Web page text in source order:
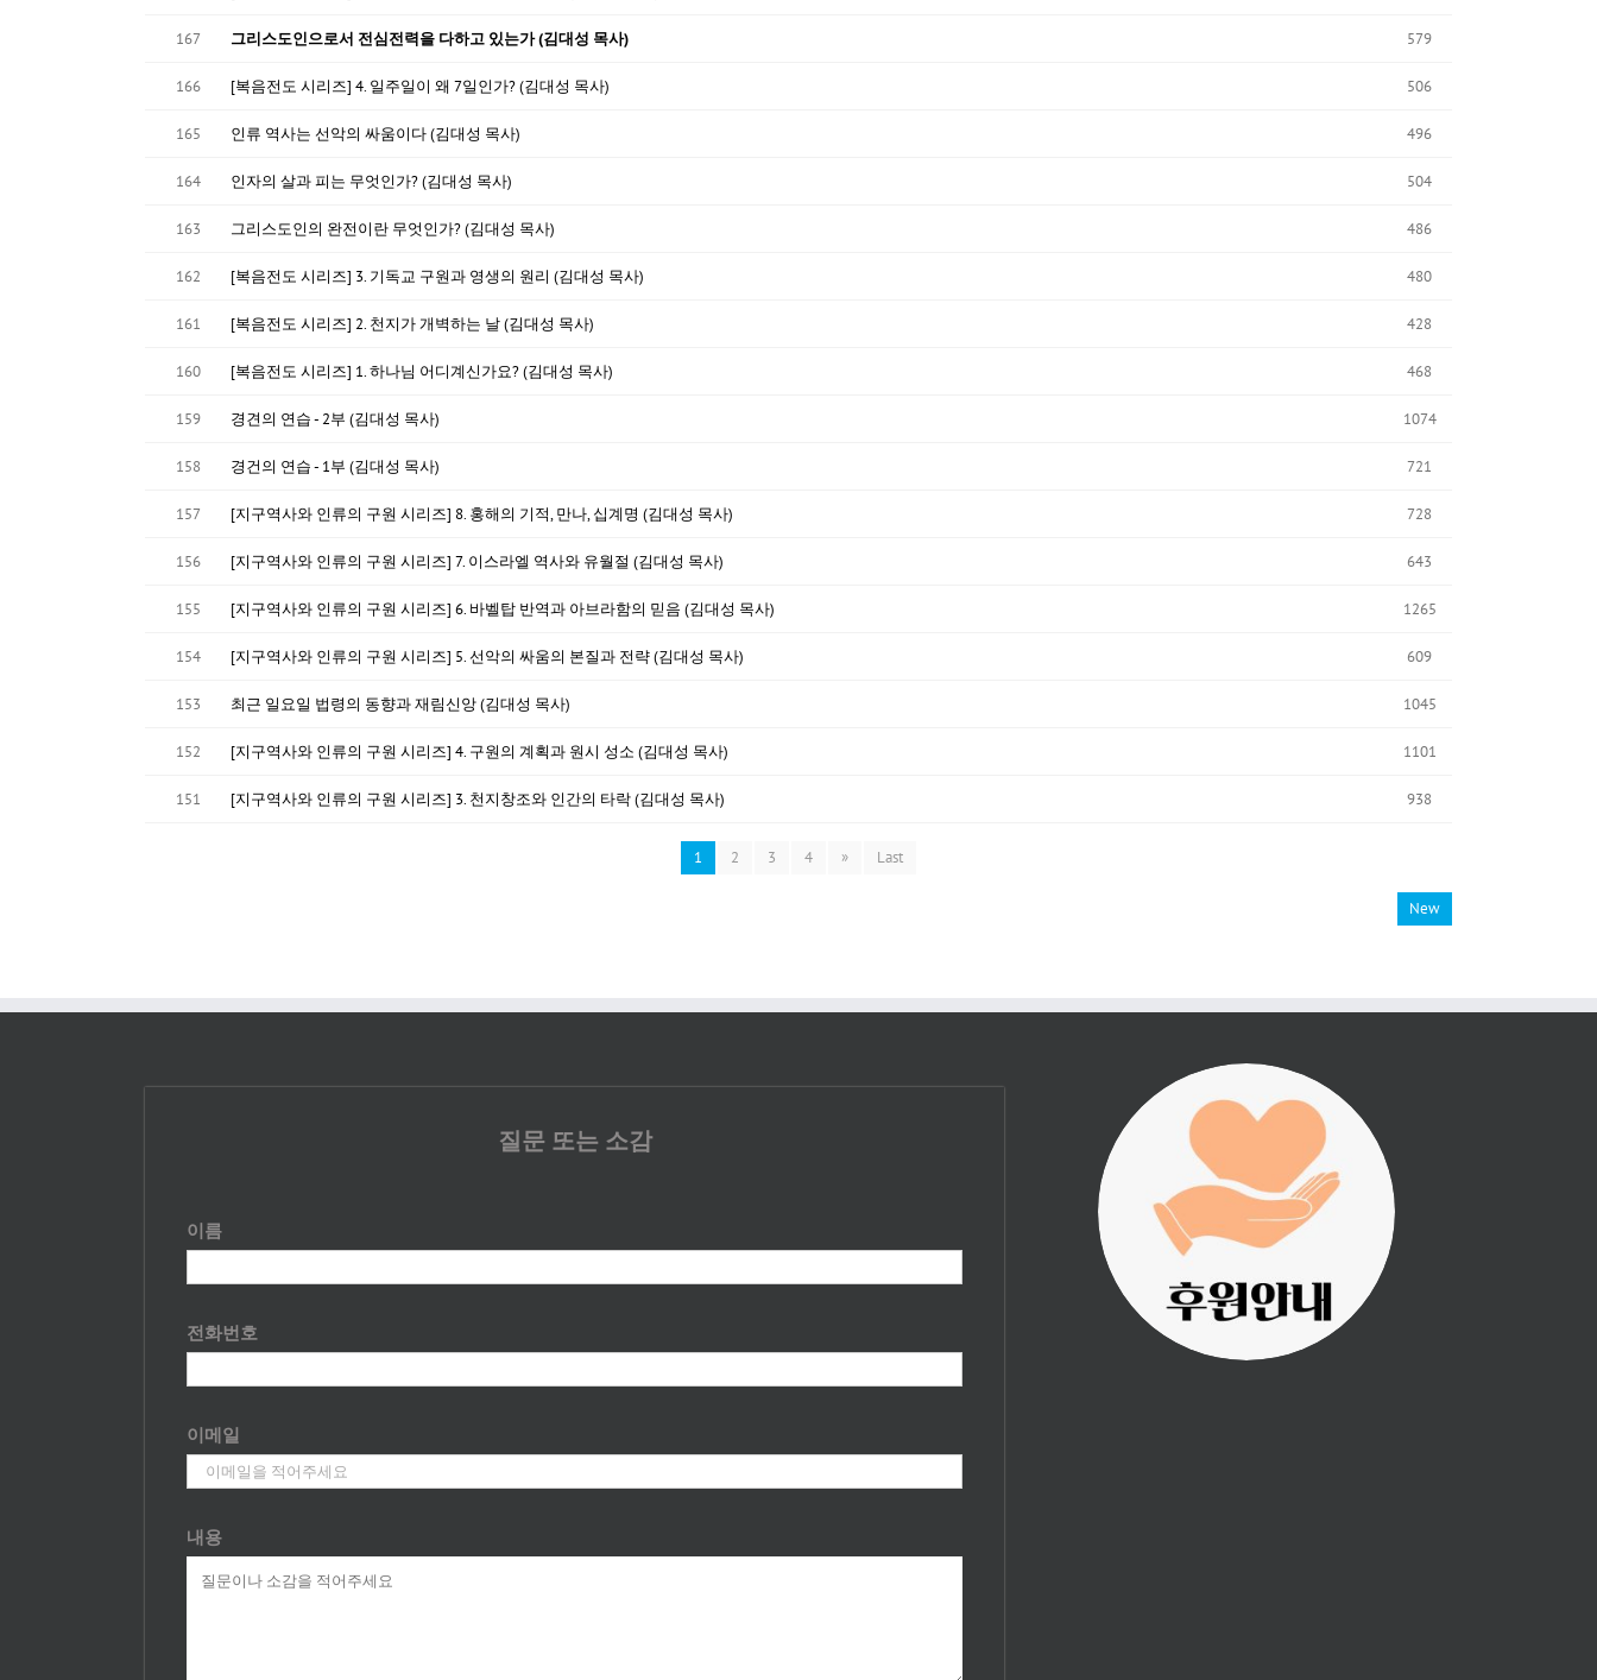
167 그리스도인으로서 전심전력을 다하고 있는가 (김대성 목사) 579
166 [복음전도 시리즈] 4. 일주일이 왜 7일인가? (김대성 목사) 506
165 인류 역사는 선악의 싸움이다 (김대성 목사) 496
164 인자의 살과 피는 무엇인가? (김대성 목사) 504
163 그리스도인의 완전이란 무엇인가? (김대성 목사) 486
162 [복음전도 시리즈] 3. 기독교 구원과 영생의 원리 (김대성 목사) 480
161 [복음전도 시리즈] 2. 천지가 개벽하는 날 (김대성 목사) 428
160 [복음전도 시리즈] 1. 하나님 어디계신가요? (김대성 목사) 468
159 경견의 연습 - 2부 (김대성 목사) 1074
158 경건의 연습 - 1부 (김대성 목사) 721
157 [지구역사와 인류의 구원 시리즈] 8. 홍해의 기적, 만나, 십계명 (김대성 목사) 728
156 [지구역사와 인류의 구원 시리즈] 7. 이스라엘 역사와 유월절 (김대성 목사) 643
155 [지구역사와 인류의 구원 시리즈] 6. 바벨탑 반역과 아브라함의 믿음 (김대성 목사) 1265
154 [지구역사와 인류의 구원 시리즈] 5. 선악의 싸움의 본질과 전략 (김대성 목사) 609
153 최근 일요일 법령의 동향과 재림신앙 (김대성 목사) 1045
152 [지구역사와 인류의 구원 시리즈] 4. 구원의 계획과 원시 성소 (김대성 목사) 1101
151 [지구역사와 인류의 구원 시리즈] 3. 천지창조와 인간의 타락 (김대성 목사) 938
1 2 3 4 » Last
New
질문 또는 소감
이름
전화번호
이메일
내용
진리횃불 사역은 여러분
의 후원으로 이루어집니
다.